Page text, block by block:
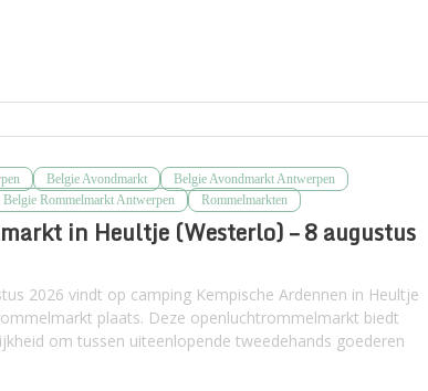
Belgie Avondmarkt
Belgie Avondmarkt Antwerpen
Belgie Rommelmarkt Antwerpen Rommelmarkten
in Heultje (Westerlo) – 8 augustus
2026 vindt op camping Kempische Ardennen in Heultje
plaats. Deze openluchtrommelmarkt biedt
om tussen uiteenlopende tweedehands goederen